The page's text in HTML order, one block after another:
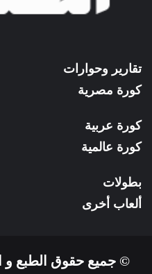
تقارير وحوارات
كورة مصرية
كورة عربية
كورة عالمية
بطولات
ألعاب أخرى
© جميع حقوق الطبع و